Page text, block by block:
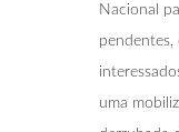
Nacional
uma